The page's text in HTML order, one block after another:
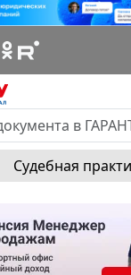
Судебная